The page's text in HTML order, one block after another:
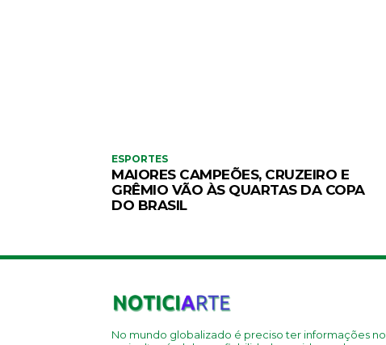
ESPORTES
MAIORES CAMPEÕES, CRUZEIRO E
GRÊMIO VÃO ÀS QUARTAS DA COPA
DO BRASIL
No mundo globalizado é preciso ter informações no